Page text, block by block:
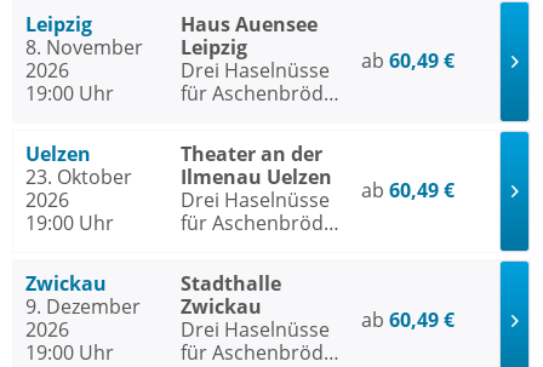
Leipzig
8. November
2026
19:00 Uhr
Haus Auensee
Leipzig
Drei Haselnüsse
für Aschenbrödel
ab 60,49 €
Uelzen
23. Oktober
2026
19:00 Uhr
Theater an der
Ilmenau Uelzen
Drei Haselnüsse
für Aschenbrödel
ab 60,49 €
Zwickau
9. Dezember
2026
19:00 Uhr
Stadthalle
Zwickau
Drei Haselnüsse
für Aschenbrödel
ab 60,49 €